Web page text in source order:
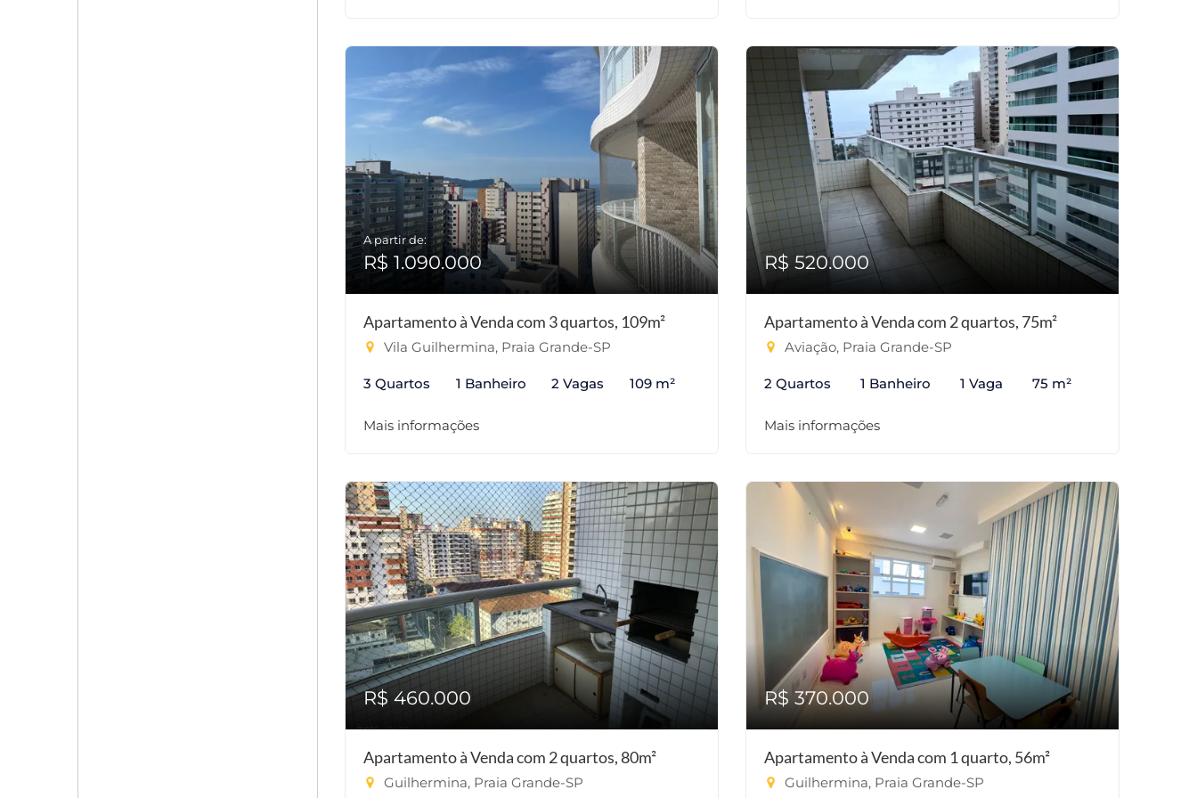
A partir de:
R$ 1.090.000
Apartamento à Venda com 3 quartos, 109m²
Vila Guilhermina, Praia Grande-SP
3 Quartos 1 Banheiro 2 Vagas 109 m²
Mais informações
R$ 520.000
Apartamento à Venda com 2 quartos, 75m²
Aviação, Praia Grande-SP
2 Quartos 1 Banheiro 1 Vaga 75 m²
Mais informações
R$ 460.000
Apartamento à Venda com 2 quartos, 80m²
Guilhermina, Praia Grande-SP
R$ 370.000
Apartamento à Venda com 1 quarto, 56m²
Guilhermina, Praia Grande-SP